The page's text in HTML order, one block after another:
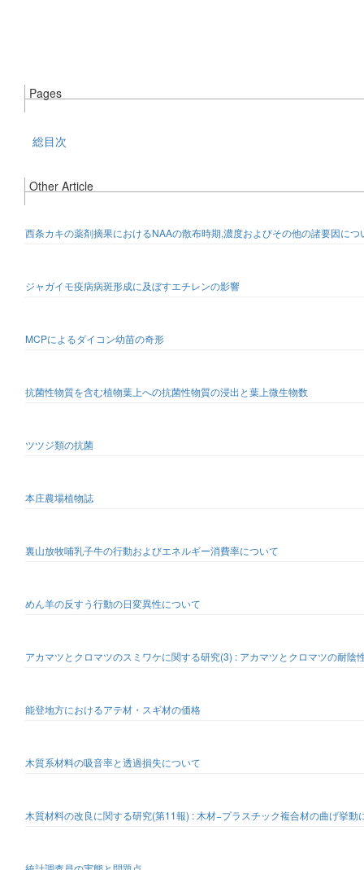
Pages
総目次
Other Article
西条カキの薬剤摘果におけるNAAの散布時期,濃度およびその他の諸要因につ
ジャガイモ疫病病斑形成に及ぼすエチレンの影響
MCPによるダイコン幼苗の奇形
抗菌性物質を含む植物葉上への抗菌性物質の浸出と葉上微生物数
ツツジ類の抗菌
本庄農場植物誌
裏山放牧哺乳子牛の行動およびエネルギー消費率について
めん羊の反すう行動の日変異性について
アカマツとクロマツのスミワケに関する研究(3) : アカマツとクロマツの耐陰
能登地方におけるアテ材・スギ材の価格
木質系材料の吸音率と透過損失について
木質材料の改良に関する研究(第11報) : 木材−プラスチック複合材の曲げ挙動